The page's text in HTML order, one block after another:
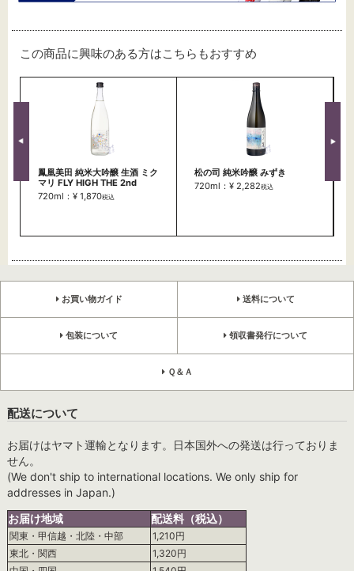
この商品に興味のある方はこちらもおすすめ
鳳凰美田 純米大吟醸 生酒 ミク
マリ FLY HIGH THE 2nd
720ml：¥ 1,870税込
松の司 純米吟醸 みずき
720ml：¥ 2,282税込
お買い物ガイド 送料について
包装について 領収書発行について
Ｑ＆Ａ
配送について
お届けはヤマト運輸となります。日本国外への発送は行っておりま
せん。
(We don't ship to international locations. We only ship for
addresses in Japan.)
お届け地域
配送料（税込）
関東・甲信越・北陸・中部
1,210円
東北・関西
1,320円